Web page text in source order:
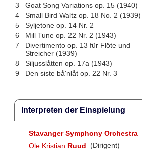
3
Goat Song Variations op. 15 (1940)
4
Small Bird Waltz op. 18 No. 2 (1939)
5
Syljetone op. 14 Nr. 2
6
Mill Tune op. 22 Nr. 2 (1943)
7
Divertimento op. 13 für Flöte und
Streicher (1939)
8
Siljusslåtten op. 17a (1943)
9
Den siste bå'nlåt op. 22 Nr. 3
Interpreten der Einspielung
Stavanger Symphony Orchestra
Ole Kristian Ruud (Dirigent)